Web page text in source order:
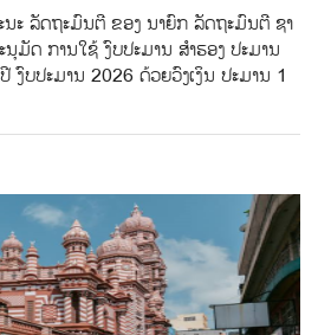
ນະ ລັດຖະມົນຕີ ຂອງ ນາຍົກ ລັດຖະມົນຕີ ຊາ
ນຸມັດ ການໃຊ້ ງົບປະມານ ສຳຮອງ ປະມານ
ບປະມານ 2026 ດ້ວຍວົງເງິນ ປະມານ 1